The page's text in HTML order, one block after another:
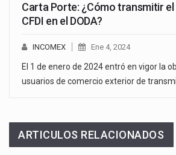
Carta Porte: ¿Cómo transmitir el
CFDI en el DODA?
INCOMEX Ene 4, 2024
El 1 de enero de 2024 entró en vigor la
usuarios de comercio exterior de
ARTICULOS RELACIONADOS